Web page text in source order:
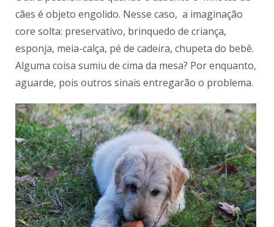
cães é objeto engolido. Nesse caso, a imaginação
core solta: preservativo, brinquedo de criança,
esponja, meia-calça, pé de cadeira, chupeta do bebê.
Alguma coisa sumiu de cima da mesa? Por enquanto,
aguarde, pois outros sinais entregarão o problema.